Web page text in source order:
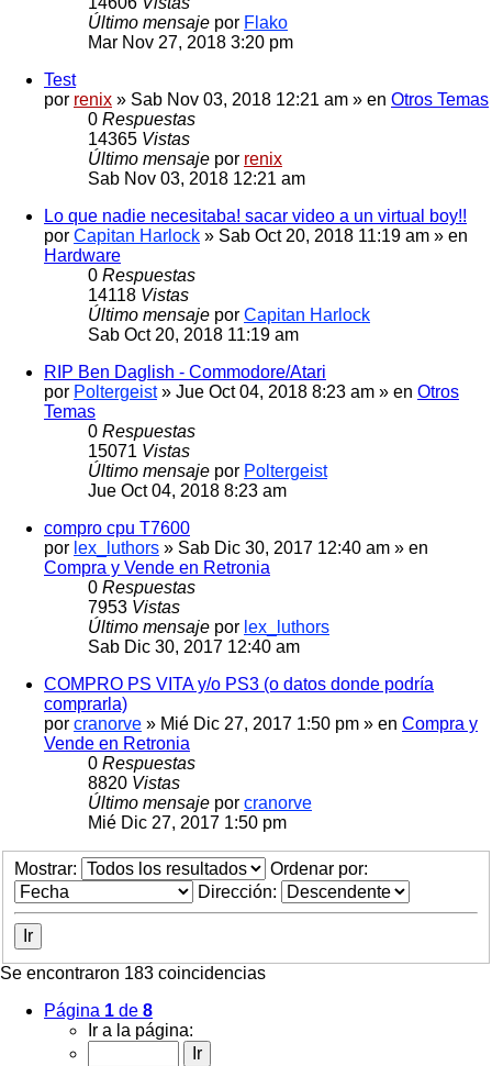
Último mensaje por Flako
Mar Nov 27, 2018 3:20 pm
Test
por renix » Sab Nov 03, 2018 12:21 am » en Otros Temas
0 Respuestas
14365 Vistas
Último mensaje por renix
Sab Nov 03, 2018 12:21 am
Lo que nadie necesitaba! sacar video a un virtual boy!!
por Capitan Harlock » Sab Oct 20, 2018 11:19 am » en
Hardware
0 Respuestas
14118 Vistas
Último mensaje por Capitan Harlock
Sab Oct 20, 2018 11:19 am
RIP Ben Daglish - Commodore/Atari
por Poltergeist» Jue Oct 04, 2018 8:23 am » en Otros
Temas
0 Respuestas
15071 Vistas
Último mensaje por Poltergeist
Jue Oct 04, 2018 8:23 am
compro cpu T7600
por lex_luthors » Sab Dic 30, 2017 12:40 am » en
Compra y Vende en Retronia
0 Respuestas
7953 Vistas
Último mensaje por lex_luthors
Sab Dic 30, 2017 12:40 am
COMPRO PS VITA y/o PS3 (o datos donde podría
comprarla)
por cranorve » Mié Dic 27, 2017 1:50 pm » en Compra y
Vende en Retronia
0 Respuestas
8820 Vistas
Último mensaje por cranorve
Mié Dic 27, 2017 1:50 pm
Mostrar:
Ordenar por:
Dirección:
Se encontraron 183 coincidencias
Página 1 de 8
Ir a la página: